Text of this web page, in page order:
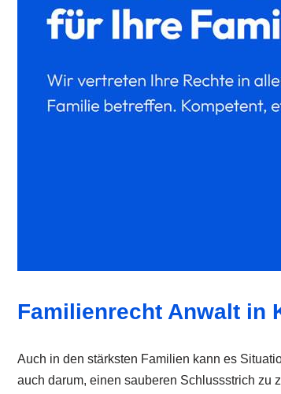
Familienrecht Anwalt in
Auch in den stärksten Familien kann es
auch darum, einen sauberen Schlussstrich zu